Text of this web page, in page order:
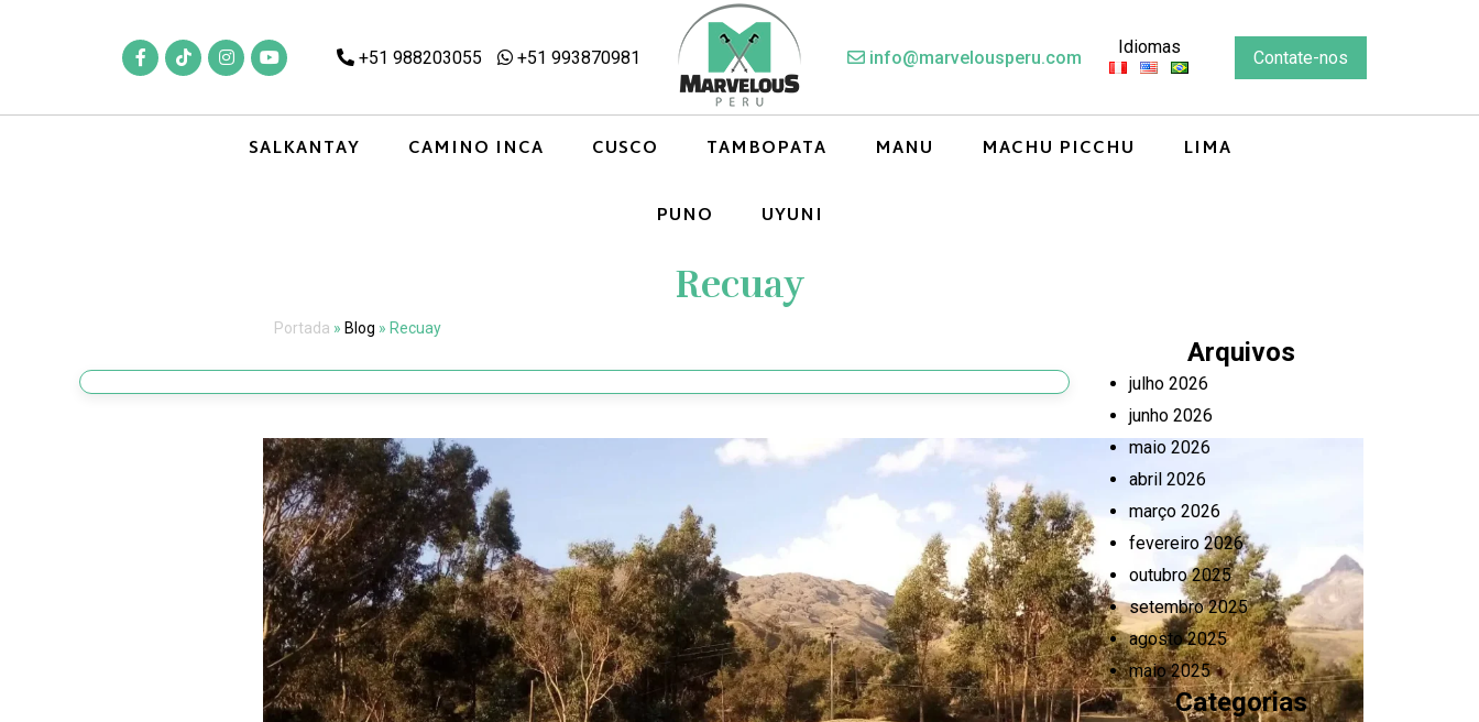
+51 988203055 +51 993870981 info@marvelousperu.com Idiomas Contate-nos
SALKANTAY CAMINO INCA CUSCO TAMBOPATA MANU MACHU PICCHU LIMA
PUNO UYUNI
Recuay
Portada » Blog » Recuay
Arquivos
julho 2026
junho 2026
maio 2026
abril 2026
março 2026
fevereiro 2026
outubro 2025
setembro 2025
agosto 2025
maio 2025
Categorias